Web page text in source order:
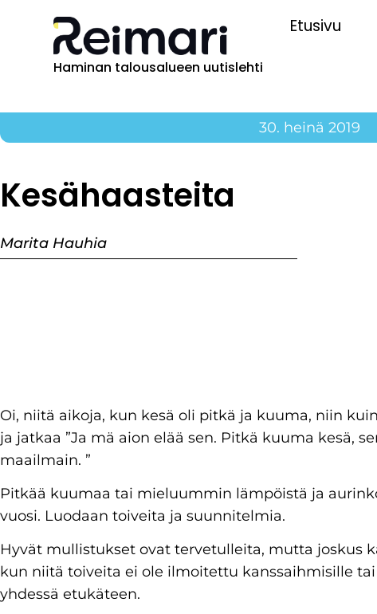
Haminan talousalueen uutislehti
Etusivu
30. heinä 2019
Kesähaasteita
Marita Hauhia
Oi, niitä aikoja, kun kesä oli pitkä ja kuuma, niin
ja jatkaa ”Ja mä aion elää sen. Pitkä kuuma kesä,
maailmain. ”
Pitkää kuumaa tai mieluummin lämpöistä ja
vuosi. Luodaan toiveita ja suunnitelmia.
Hyvät mullistukset ovat tervetulleita, mutta joskus
kun niitä toiveita ei ole ilmoitettu kanssaihmisille
yhdessä etukäteen.